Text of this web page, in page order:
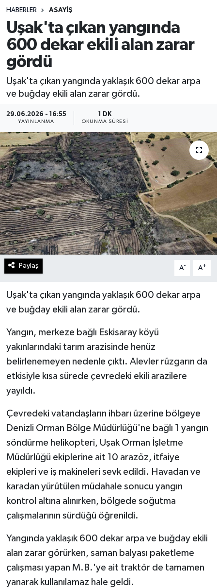
HABERLER ASAYIŞ
Uşak'ta çıkan yangında
600 dekar ekili alan zarar
gördü
Uşak'ta çıkan yangında yaklaşık 600 dekar arpa
ve buğday ekili alan zarar gördü.
29.06.2026 - 16:55
YAYINLANMA
1 DK
OKUNMA SÜRESI
Paylaş A- A+
Uşak'ta çıkan yangında yaklaşık 600 dekar arpa
ve buğday ekili alan zarar gördü.
Yangın, merkeze bağlı Eskisaray köyü
yakınlarındaki tarım arazisinde henüz
belirlenemeyen nedenle çıktı. Alevler rüzgarın da
etkisiyle kısa sürede çevredeki ekili arazilere
yayıldı.
Çevredeki vatandaşların ihbarı üzerine bölgeye
Denizli Orman Bölge Müdürlüğü'ne bağlı 1 yangın
söndürme helikopteri, Uşak Orman İşletme
Müdürlüğü ekiplerine ait 10 arazöz, itfaiye
ekipleri ve iş makineleri sevk edildi. Havadan ve
karadan yürütülen müdahale sonucu yangın
kontrol altına alınırken, bölgede soğutma
çalışmalarının sürdüğü öğrenildi.
Yangında yaklaşık 600 dekar arpa ve buğday ekili
alan zarar görürken, saman balyası paketleme
çalışması yapan M.B.'ye ait traktör de tamamen
yanarak kullanılamaz hale geldi.
Spor
Teknoloji
Yaşam